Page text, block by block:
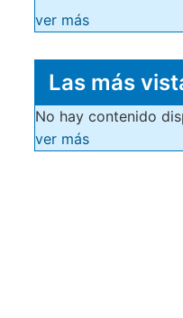
ver más
Las más
No hay contenido
ver más